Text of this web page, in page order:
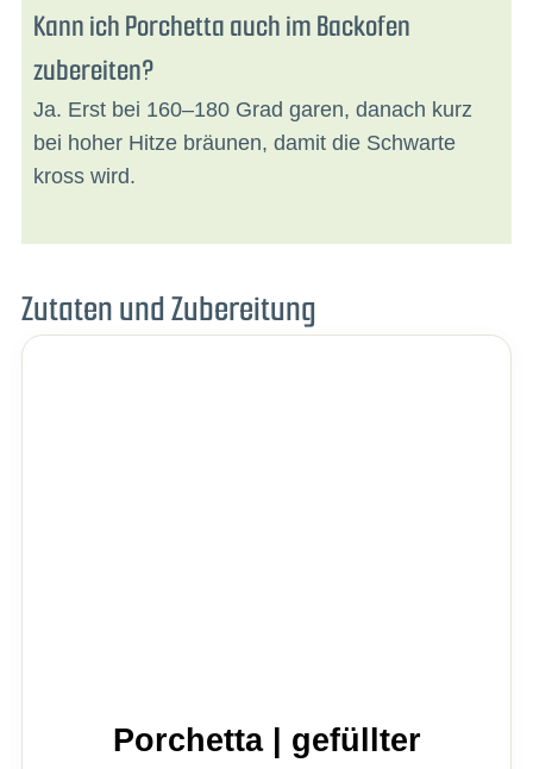
Kann ich Porchetta auch im Backofen
zubereiten?
Ja. Erst bei 160–180 Grad garen, danach kurz
bei hoher Hitze bräunen, damit die Schwarte
kross wird.
Zutaten und Zubereitung
Porchetta | gefüllter